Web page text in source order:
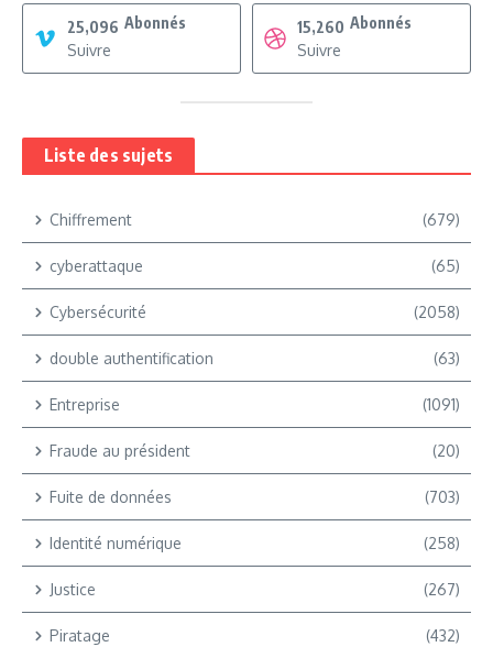
25,096 Abonnés
Suivre
15,260 Abonnés
Suivre
Liste des sujets
Chiffrement (679)
cyberattaque (65)
Cybersécurité (2058)
double authentification (63)
Entreprise (1091)
Fraude au président (20)
Fuite de données (703)
Identité numérique (258)
Justice (267)
Piratage (432)